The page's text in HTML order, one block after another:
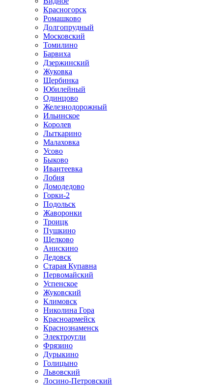
Красногорск
Ромашково
Долгопрудный
Московский
Томилино
Барвиха
Дзержинский
Жуковка
Щербинка
Юбилейный
Одинцово
Железнодорожный
Ильинское
Королев
Лыткарино
Малаховка
Усово
Быково
Ивантеевка
Лобня
Домодедово
Горки-2
Подольск
Жаворонки
Троицк
Пушкино
Щелково
Анискино
Дедовск
Старая Купавна
Первомайский
Успенское
Жуковский
Климовск
Николина Гора
Красноармейск
Краснознаменск
Электроугли
Фрязино
Дурыкино
Голицыно
Львовский
Лосино-Петровский